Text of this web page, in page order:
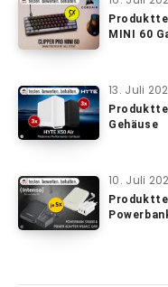
MINI 60
13. Juli
Gehäuse
10. Juli